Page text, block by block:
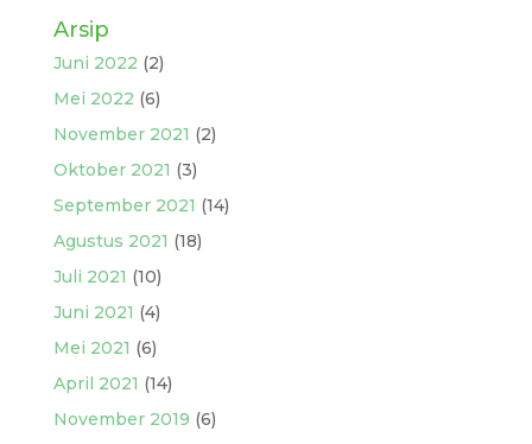
Arsip
Juni 2022 (2)
Mei 2022 (6)
November 2021 (2)
Oktober 2021 (3)
September 2021 (14)
Agustus 2021 (18)
Juli 2021 (10)
Juni 2021 (4)
Mei 2021 (6)
April 2021 (14)
November 2019 (6)